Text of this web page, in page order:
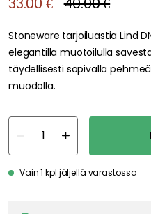
Stoneware tarjoiluastia Lind
elegantilla muotoilulla
täydellisesti sopivalla
muodolla.
Vain 1 kpl jäljellä varastossa